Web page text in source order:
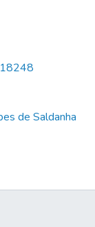
de Saldanha